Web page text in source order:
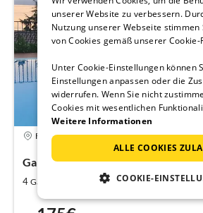
Ferienwohnung
Gardasee, Torri del Benaco,
4 Gäste Schlafzimmer
unserer Website zu verbessern.
Nutzung unserer Webseite stimmen
von Cookies gemäß unserer Cookie-
Unter Cookie-Einstellungen können
Einstellungen anpassen oder die
widerrufen. Wenn Sie nicht
Cookies mit wesentlichen
Weitere Informationen
ALLE COOKIES
COOKIE-